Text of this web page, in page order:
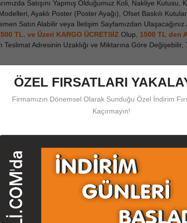
Satışını Yapmış Olduğumuz Koli, Nakliye
Ayaklı Poster (Poster Ayağı), Ofset Baskılı
Satın Alabilir veya İletişim Sayfamızdan
TL. ve Üzeri KARGO ÜCRETSİZ Olup, 1500 TL den
Teslimat Adresinin Uzaklığı ve Miktarına Göre
Kod: 211 Kod: 212
ÖZEL FIRSATLARI
Firmamızın Dönemsel Olarak Sunduğu Özel İndirim
Kaçırmayın!